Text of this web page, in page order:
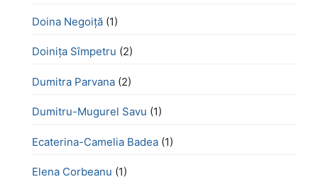
Doina Negoiță (1)
Doinița Sîmpetru (2)
Dumitra Parvana (2)
Dumitru-Mugurel Savu (1)
Ecaterina-Camelia Badea (1)
Elena Corbeanu (1)